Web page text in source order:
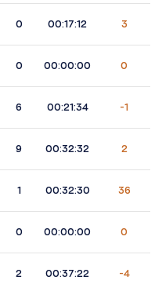
0 00:17:12 3
0 00:00:00 0
6 00:21:34 -1
9 00:32:32 2
1 00:32:30 36
0 00:00:00 0
2 00:37:22 -4